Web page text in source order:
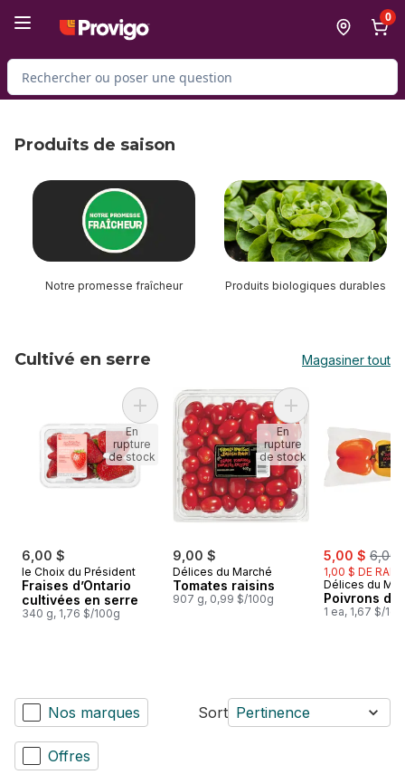
0
Rechercher des produits
Produits de saison
sauter Produits de saison
Notre promesse fraîcheur Produits biologiques durables
Cultivé en serre Magasiner tout
sauter Cultivé en serre
6,00 $
le Choix du Président
Fraises d’Ontario
cultivées en serre
340 g, 1,76 $/100g
Ajouter Fraises d’Ontario cultivées en serre
En
rupture
de stock
9,00 $
Délices du Marché
Tomates raisins
907 g, 0,99 $/100g
Ajouter Tomates
En
rupture
de stock
sale:
5,00 $ ,
6,00
1,00 $ DE
Délices du
Poivrons de
1 ea, 1,67 $/1ch
Nos marques
Offres
Sort Pertinence